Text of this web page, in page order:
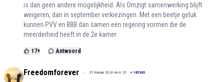
is dan geen andere mogelijkheid. Als Omzigt samenwerking blijft
weigeren, dan in september verkiezingen. Met een beetje geluk
kunnen PVV en BBB dan samen een regering vormen die de
meerderheid heeft in de 2e kamer.
17+ Antwoord
Freedomforever 29 februari 2024 om 8:35 + 185383